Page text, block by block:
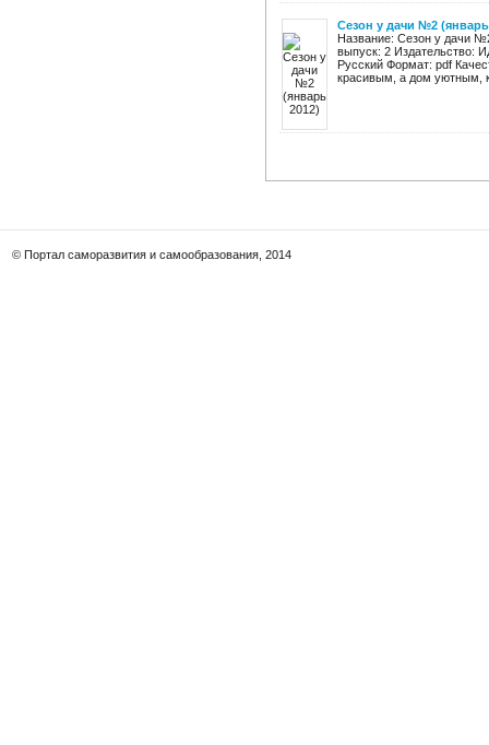
Сезон у дачи №2 (январь
Название: Сезон у дачи
выпуск: 2 Издательство:
Русский Формат: pdf
красивым, а дом уютным,
© Портал саморазвития и самообразования, 2014